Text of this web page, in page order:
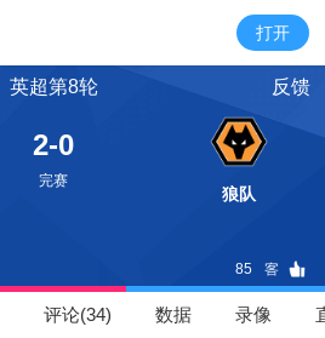
英超第8轮 反馈
2-0
完赛
狼队
85
评论(34) 数据 录像